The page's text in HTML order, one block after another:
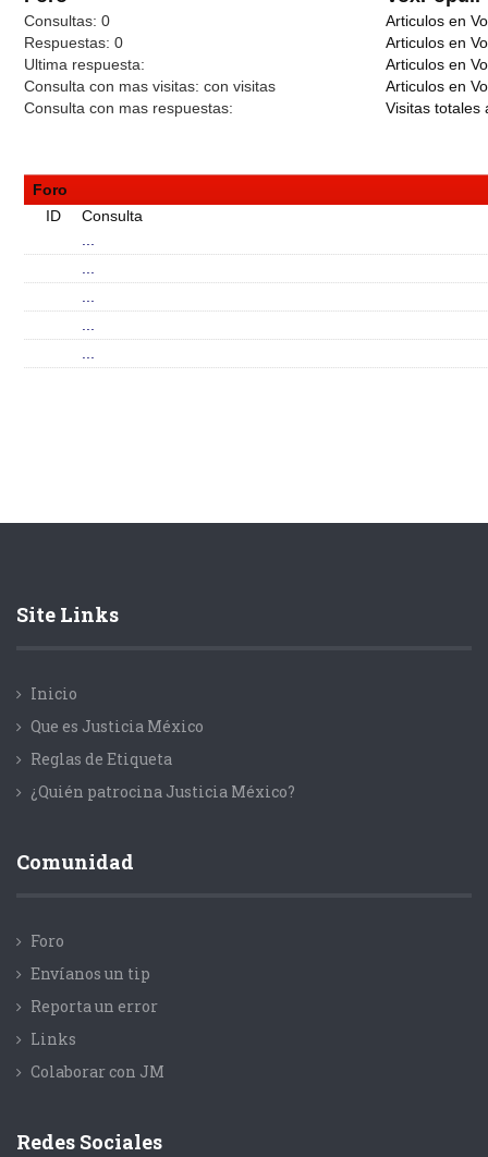
Consultas: 0
Respuestas: 0
Ultima respuesta:
Consulta con mas visitas: con visitas
Consulta con mas respuestas:
Articulos en
Articulos en
Articulos en
Articulos en
Visitas totales
Foro
ID
Consulta
Site Links
Inicio
Que es Justicia México
Reglas de Etiqueta
¿Quién patrocina Justicia México?
Comunidad
Foro
Envíanos un tip
Reporta un error
Links
Colaborar con JM
Redes Sociales